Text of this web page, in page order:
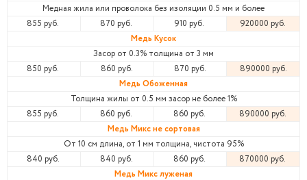
Медная жила или проволока без изоляции 0.5 мм и более
855 руб.
870 руб. 910 руб.
920000 руб.
Медь Кусок
Засор от 0.3% толщина от 3 мм
850 руб.
860 руб. 870 руб.
890000 руб.
Медь Обоженная
Толщина жилы от 0.5 мм засор не более 1%
855 руб.
860 руб. 860 руб.
890000 руб.
Медь Микс не сортовая
От 10 см длина, от 1 мм толщина, чистота 95%
840 руб.
840 руб. 860 руб.
870000 руб.
Медь Микс луженая